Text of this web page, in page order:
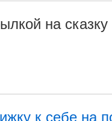
на сказку
к себе на